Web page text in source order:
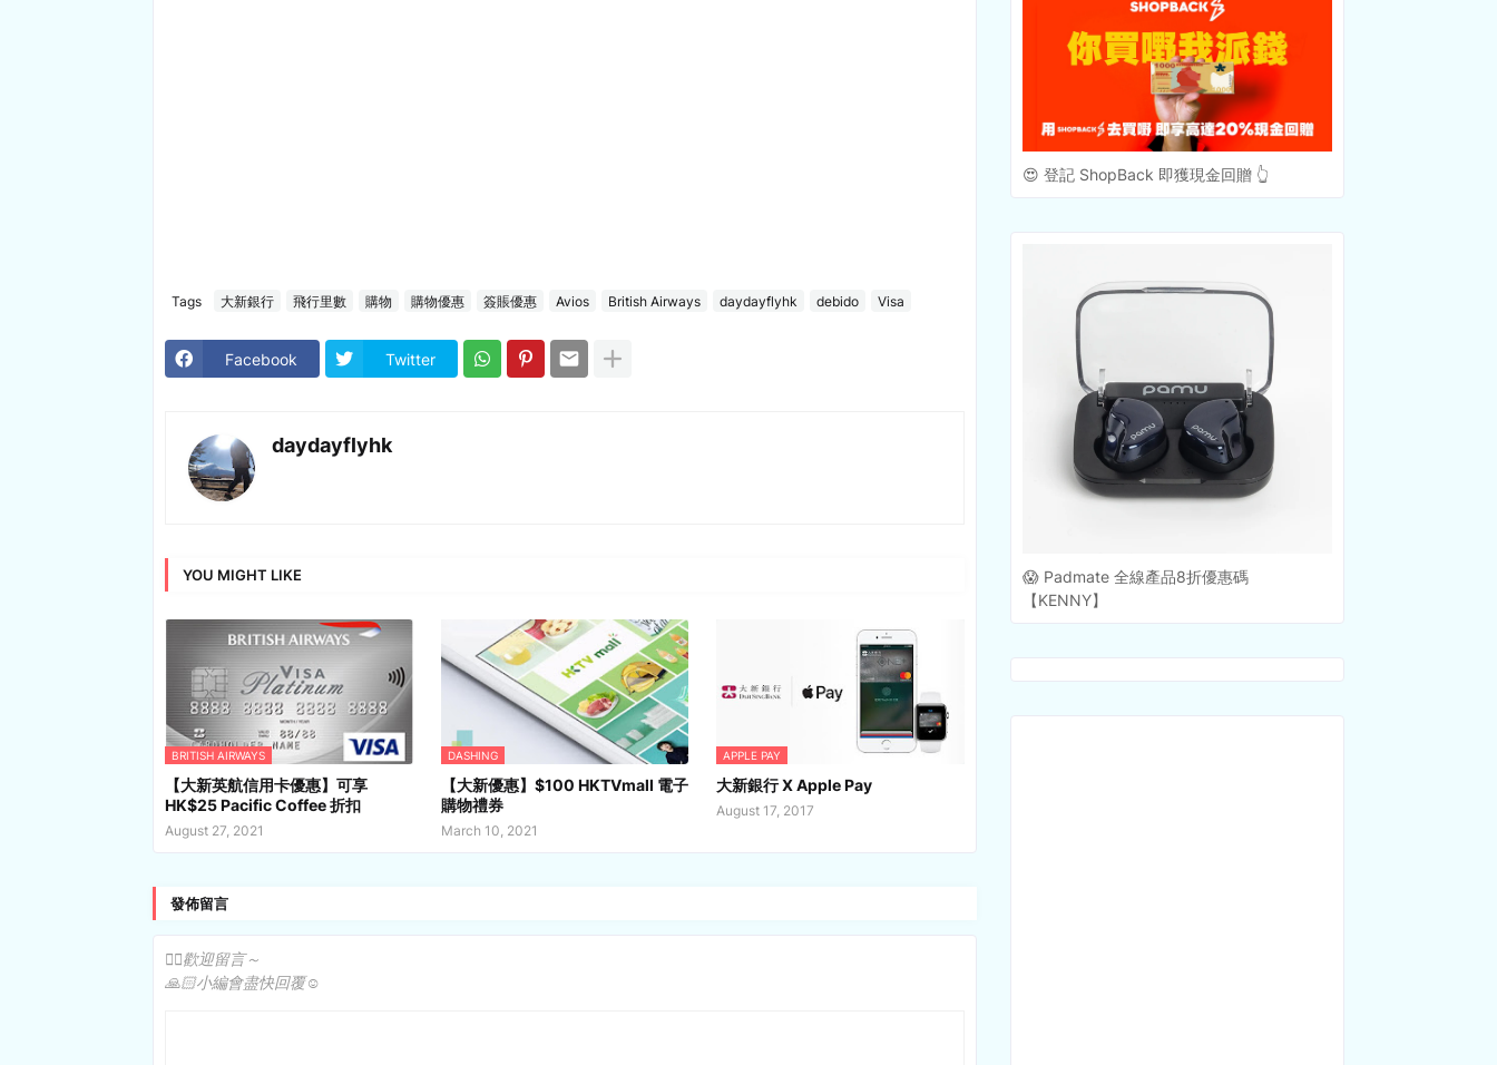
Tags 大新銀行 飛行里數 購物 購物優惠 簽賬優惠 Avios British Airways daydayflyhk debido Visa
Facebook Twitter
daydayflyhk
YOU MIGHT LIKE
BRITISH AIRWAYS
【大新英航信用卡優惠】可享
HK$25 Pacific Coffee 折扣
August 27, 2021
DASHING
【大新優惠】$100 HKTVmall 電子
購物禮券
March 10, 2021
APPLE PAY
大新銀行 X Apple Pay
August 17, 2017
發佈留言
✍🏻歡迎留言～
🙏🏻小編會盡快回覆☺️
😍 登記 ShopBack 即獲現金回贈 👆
😱 Padmate 全線產品8折優惠碼
【KENNY】